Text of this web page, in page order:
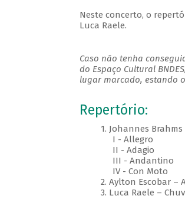
Neste concerto, o
Luca Raele.
Caso não tenha
do Espaço Cultural
lugar marcado, estando
Repertório:
1. Johannes Brahms –
I - Allegro
II - Adagio
III - Andantino
IV - Con Moto
2. Aylton Escobar –
3. Luca Raele –